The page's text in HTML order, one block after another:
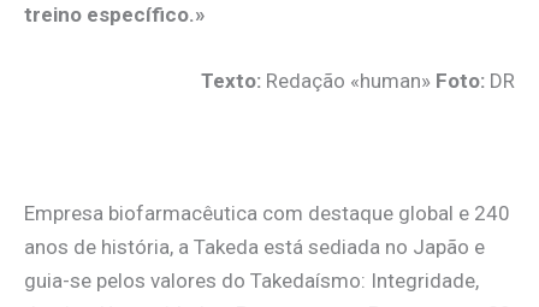
treino específico.»
Texto: Redação «human» Foto: DR
Empresa biofarmacêutica com destaque global e 240
anos de história, a Takeda está sediada no Japão e
guia-se pelos valores do Takedaísmo: Integridade,